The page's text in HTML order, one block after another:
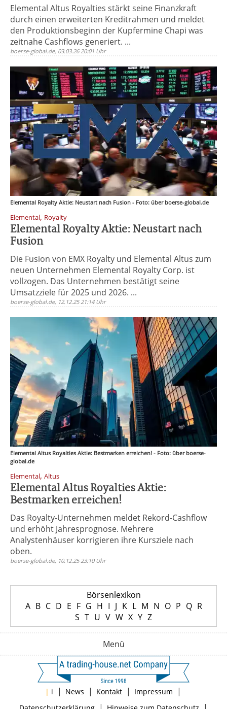
Elemental Altus Royalties stärkt seine Finanzkraft
durch einen erweiterten Kreditrahmen und meldet
den Produktionsbeginn der Kupfermine Chapi was
zeitnahe Cashflows generiert. ...
boerse-global.de, 03.03.26 20:01 Uhr
Elemental Royalty Aktie: Neustart nach Fusion - Foto: über boerse-global.de
Elemental, Royalty
Elemental Royalty Aktie: Neustart nach
Fusion
Die Fusion von EMX Royalty und Elemental Altus zum
neuen Unternehmen Elemental Royalty Corp. ist
vollzogen. Das Unternehmen bestätigt seine
Umsatzziele für 2025 und 2026. ...
boerse-global.de, 12.12.25 21:14 Uhr
Elemental Altus Royalties Aktie: Bestmarken erreichen! - Foto: über boerse-
global.de
Elemental, Altus
Elemental Altus Royalties Aktie:
Bestmarken erreichen!
Das Royalty-Unternehmen meldet Rekord-Cashflow
und erhöht Jahresprognose. Mehrere
Analystenhäuser korrigieren ihre Kursziele nach
oben.
boerse-global.de, 10.12.25 23:10 Uhr
Börsenlexikon
A B C D E F G H I J K L M N O P Q R
S T U V W X Y Z
Menü
| i | News | Kontakt | Impressum |